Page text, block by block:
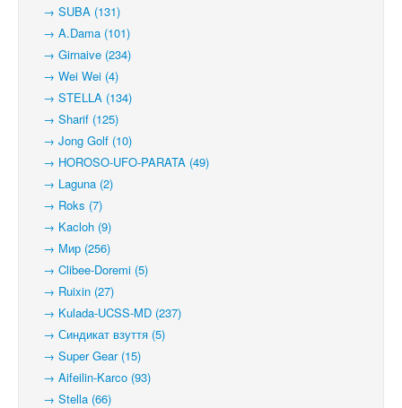
→ SUBA (131)
→ A.Dama (101)
→ Girnaive (234)
→ Wei Wei (4)
→ STELLA (134)
→ Sharif (125)
→ Jong Golf (10)
→ HOROSO-UFO-PARATA (49)
→ Laguna (2)
→ Roks (7)
→ Kacloh (9)
→ Мир (256)
→ Clibee-Doremi (5)
→ Ruixin (27)
→ Kulada-UCSS-MD (237)
→ Синдикат взуття (5)
→ Super Gear (15)
→ Aifeilin-Karco (93)
→ Stella (66)